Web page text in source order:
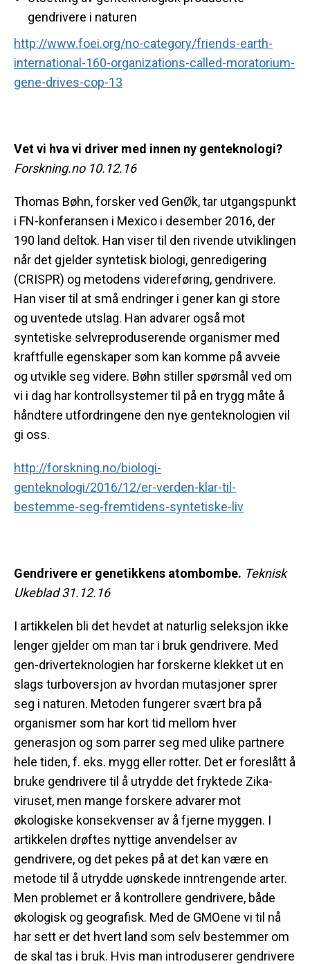
gendrivere i naturen
http://www.foei.org/no-category/friends-earth-
international-160-organizations-called-moratorium-
gene-drives-cop-13
Vet vi hva vi driver med innen ny genteknologi?
Forskning.no 10.12.16
Thomas Bøhn, forsker ved GenØk, tar utgangspunkt
i FN-konferansen i Mexico i desember 2016, der
190 land deltok. Han viser til den rivende utviklingen
når det gjelder syntetisk biologi, genredigering
(CRISPR) og metodens videreføring, gendrivere.
Han viser til at små endringer i gener kan gi store
og uventede utslag. Han advarer også mot
syntetiske selvreproduserende organismer med
kraftfulle egenskaper som kan komme på avveie
og utvikle seg videre. Bøhn stiller spørsmål ved om
vi i dag har kontrollsystemer til på en trygg måte å
håndtere utfordringene den nye genteknologien vil
gi oss.
http://forskning.no/biologi-
genteknologi/2016/12/er-verden-klar-til-
bestemme-seg-fremtidens-syntetiske-liv
Gendrivere er genetikkens atombombe. Teknisk
Ukeblad 31.12.16
I artikkelen bli det hevdet at naturlig seleksjon ikke
lenger gjelder om man tar i bruk gendrivere. Med
gen-driverteknologien har forskerne klekket ut en
slags turboversjon av hvordan mutasjoner sprer
seg i naturen. Metoden fungerer svært bra på
organismer som har kort tid mellom hver
generasjon og som parrer seg med ulike partnere
hele tiden, f. eks. mygg eller rotter. Det er foreslått å
bruke gendrivere til å utrydde det fryktede Zika-
viruset, men mange forskere advarer mot
økologiske konsekvenser av å fjerne myggen. I
artikkelen drøftes nyttige anvendelser av
gendrivere, og det pekes på at det kan være en
metode til å utrydde uønskede inntrengende arter.
Men problemet er å kontrollere gendrivere, både
økologisk og geografisk. Med de GMOene vi til nå
har sett er det hvert land som selv bestemmer om
de skal tas i bruk. Hvis man introduserer gendrivere